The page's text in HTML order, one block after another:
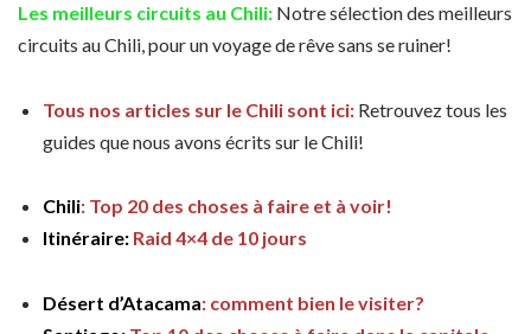
Les meilleurs circuits au Chili: Notre sélection des meilleurs
circuits au Chili, pour un voyage de rêve sans se ruiner!
Tous nos articles sur le Chili sont ici: Retrouvez tous les
guides que nous avons écrits sur le Chili!
Chili: Top 20 des choses à faire et à voir!
Itinéraire: Raid 4×4 de 10 jours
Désert d’Atacama: comment bien le visiter?